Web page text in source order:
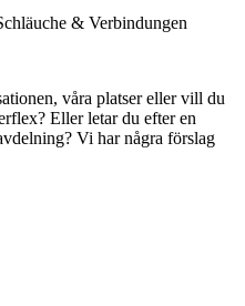
våra platser eller vill du
Eller letar du efter en
Vi har några förslag